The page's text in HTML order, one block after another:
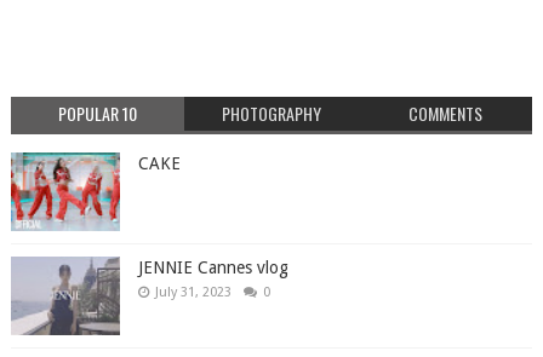
POPULAR 10 PHOTOGRAPHY COMMENTS
CAKE
JENNIE Cannes vlog
July 31, 2023 0